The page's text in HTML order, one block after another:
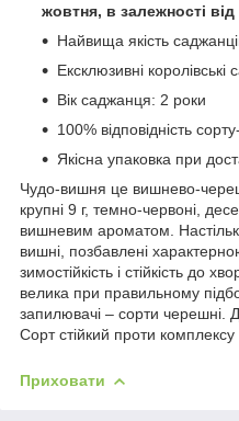
жовтня, в залежності
Найвища якість
Ексклюзивні королівські
Вік саджанця: 2 роки
100% відповідність сорту-
Якісна упаковка при
Чудо-вишня це вишнево-
крупні 9 г, темно-червоні,
вишневим ароматом.
вишні, позбавлені
зимостійкість і стійкість до
велика при правильному
запилювачі – сорти черешні.
Сорт стійкий проти комплексу
Приховати